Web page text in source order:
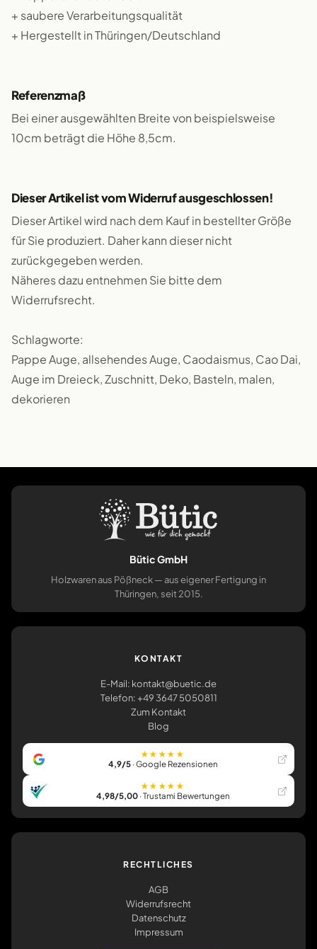
+ saubere Verarbeitungsqualität
+ Hergestellt in Thüringen/Deutschland
Referenzmaß
Bei einer ausgewählten Breite von beispielsweise
10cm beträgt die Höhe 8,5cm.
Dieser Artikel ist vom Widerruf ausgeschlossen!
Dieser Artikel wird nach dem Kauf in bestellter Größe
für Sie produziert. Daher kann dieser nicht
zurückgegeben werden.
Näheres dazu entnehmen Sie bitte dem
Widerrufsrecht.
Schlagworte:
Pappe Auge, allsehendes Auge, Caodaismus, Cao Dai,
Auge im Dreieck, Zuschnitt, Deko, Basteln, malen,
dekorieren
Bütic GmbH
Holzwaren aus Pößneck — aus eigener Fertigung in
Thüringen, seit 2015.
KONTAKT
E-Mail: kontakt@buetic.de
Telefon: +49 3647 5050811
Zum Kontakt
Blog
★★★★★
4,9/5· Google Rezensionen
★★★★★
4,98/5,00· Trustami Bewertungen
RECHTLICHES
AGB
Widerrufsrecht
Datenschutz
Impressum